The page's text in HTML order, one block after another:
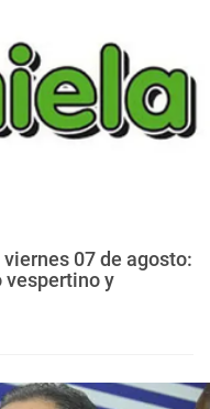
07 de agosto:
vespertino y